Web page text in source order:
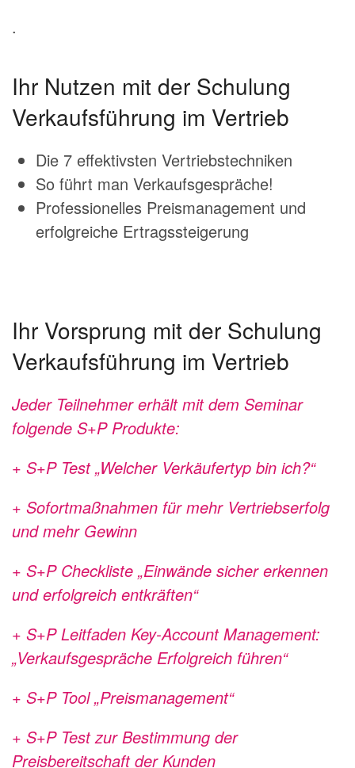
.
Ihr Nutzen mit der Schulung
Verkaufsführung im Vertrieb
Die 7 effektivsten Vertriebstechniken
So führt man Verkaufsgespräche!
Professionelles Preismanagement und
erfolgreiche Ertragssteigerung
Ihr Vorsprung mit der Schulung
Verkaufsführung im Vertrieb
Jeder Teilnehmer erhält mit dem Seminar
folgende S+P Produkte:
+ S+P Test „Welcher Verkäufertyp bin ich?“
+ Sofortmaßnahmen für mehr Vertriebserfolg
und mehr Gewinn
+ S+P Checkliste „Einwände sicher erkennen
und erfolgreich entkräften“
+ S+P Leitfaden Key-Account Management:
„Verkaufsgespräche Erfolgreich führen“
+ S+P Tool „Preismanagement“
+ S+P Test zur Bestimmung der
Preisbereitschaft der Kunden